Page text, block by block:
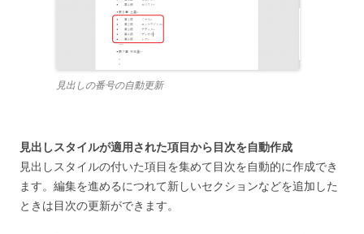
見出しの番号の自動更新
見出しスタイルが適用された項目から目次を自動作成
見出しスタイルの付いた項目を集めて目次を自動的に作成でき
ます。編集を進めるにつれて新しいセクションなどを追加した
ときは目次の更新ができます。